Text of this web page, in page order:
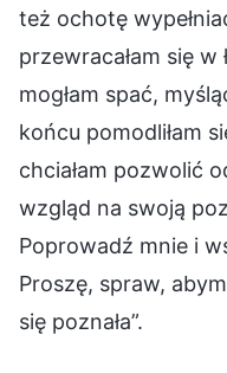
też ochotę
przewracałam się
mogłam spać,
końcu pomodliłam
chciałam pozwolić
wzgląd na swoją
Poprowadź mnie i
Proszę, spraw,
się poznała”.